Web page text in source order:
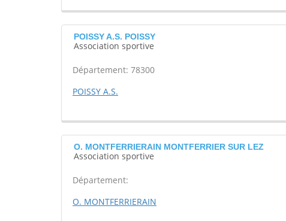
POISSY A.S. POISSY
Association sportive
Département: 78300
POISSY A.S.
O. MONTFERRIERAIN MONTFERRIER SUR LEZ
Association sportive
Département:
O. MONTFERRIERAIN